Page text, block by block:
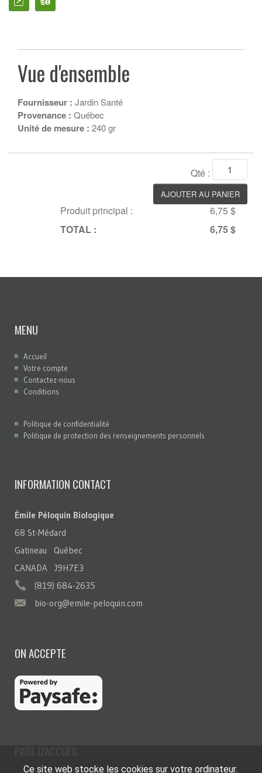
Vue d'ensemble
Fournisseur : Jardin Santé
Provenance : Québec
Unité de mesure : 240 gr
Qté :
Produit principal :
6,75 $
TOTAL :
6,75 $
MENU
Accueil
Votre compte
Contactez-nous
Conditions
Politique de confidentialité
Politique de protection des renseignements personnels
INFORMATION CONTACT
Émile Péloquin Biologique
68 St-Médard
Gatineau Québec
CANADA J9H7E3
(819) 684-2635
bio-org@emile-peloquin.com
ON ACCEPTE
Ce site web stocke les cookies sur votre ordinateur.